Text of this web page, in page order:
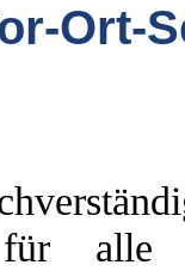
Ort-
für